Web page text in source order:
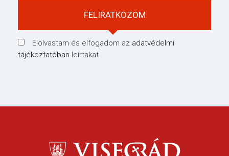
Elolvastam és elfogadom az adatvédelmi
tájékoztatóban leírtakat